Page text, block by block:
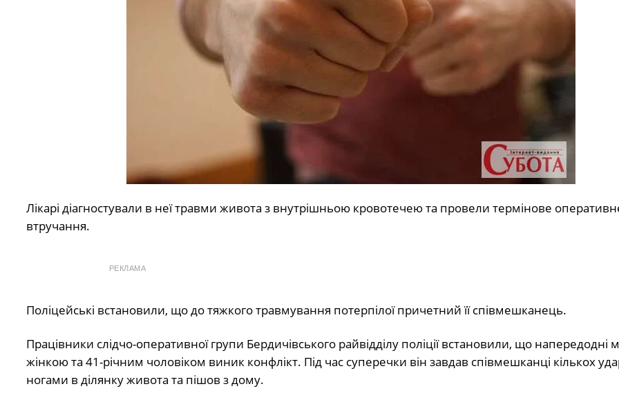
Лікарі діагностували в неї травми живота з внутрішньою кровотечею та провели термінове
втручання.
РЕКЛАМА
Поліцейські встановили, що до тяжкого травмування потерпілої причетний її співмешканець.
Працівники слідчо-оперативної групи Бердичівського райвідділу поліції встановили, що напередодні
жінкою та 41-річним чоловіком виник конфлікт. Під час суперечки він завдав співмешканці кількох
ногами в ділянку живота та пішов з дому.